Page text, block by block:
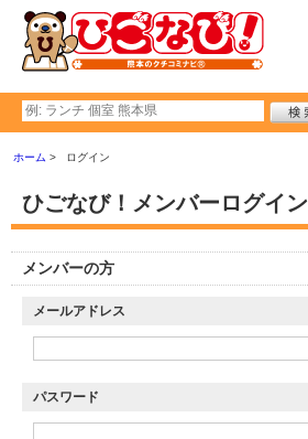
ホーム ログイン
ひごなび！メンバーログイン
メンバーの方
メールアドレス
パスワード